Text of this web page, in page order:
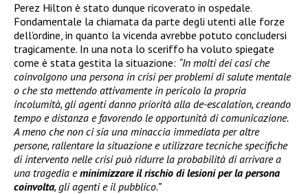
Perez Hilton è stato dunque ricoverato in ospedale.
Fondamentale la chiamata da parte degli utenti alle forze
dell’ordine, in quanto la vicenda avrebbe potuto concludersi
tragicamente. In una nota lo sceriffo ha voluto spiegate
come è stata gestita la situazione: “In molti dei casi che
coinvolgono una persona in crisi per problemi di salute mentale
o che sta mettendo attivamente in pericolo la propria
incolumità, gli agenti danno priorità alla de-escalation, creando
tempo e distanza e favorendo le opportunità di comunicazione.
A meno che non ci sia una minaccia immediata per altre
persone, rallentare la situazione e utilizzare tecniche specifiche
di intervento nelle crisi può ridurre la probabilità di arrivare a
una tragedia eminimizzare il rischio di lesioni per la persona
coinvolta, gli agenti e il pubblico.”